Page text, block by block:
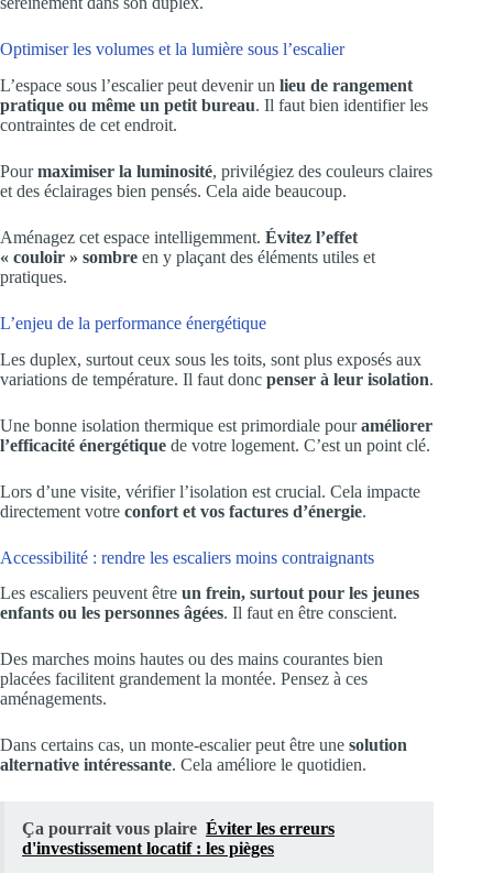
Optimiser les volumes et la lumière sous l’escalier
L’espace sous l’escalier peut devenir un lieu de rangement
pratique ou même un petit bureau. Il faut bien identifier les
contraintes de cet endroit.
Pourmaximiser la luminosité, privilégiez des couleurs claires
et des éclairages bien pensés. Cela aide beaucoup.
Aménagez cet espace intelligemment. Évitez l’effet
« couloir » sombre en y plaçant des éléments utiles et
pratiques.
L’enjeu de la performance énergétique
Les duplex, surtout ceux sous les toits, sont plus exposés aux
variations de température. Il faut donc penser à leur isolation.
Une bonne isolation thermique est primordiale pouraméliorer
l’efficacité énergétique de votre logement. C’est un point clé.
Lors d’une visite, vérifier l’isolation est crucial. Cela impacte
directement votre confort et vos factures d’énergie.
Accessibilité : rendre les escaliers moins contraignants
Les escaliers peuvent être un frein, surtout pour les jeunes
enfants ou les personnes âgées. Il faut en être conscient.
Des marches moins hautes ou des mains courantes bien
placées facilitent grandement la montée. Pensez à ces
aménagements.
Dans certains cas, un monte-escalier peut être une solution
alternative intéressante. Cela améliore le quotidien.
Ça pourrait vous plaire Éviter les erreurs
d'investissement locatif : les pièges